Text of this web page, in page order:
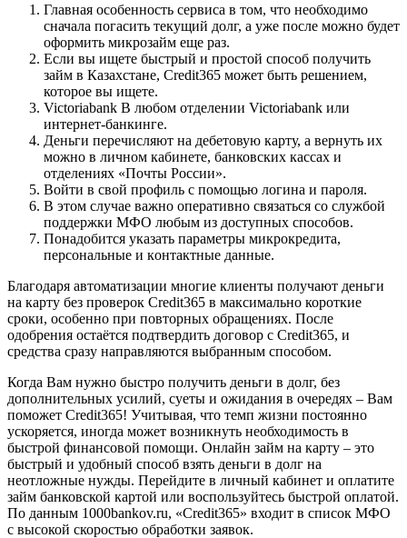
Главная особенность сервиса в том, что необходимо
сначала погасить текущий долг, а уже после можно будет
оформить микрозайм еще раз.
Если вы ищете быстрый и простой способ получить
займ в Казахстане, Credit365 может быть решением,
которое вы ищете.
Victoriabank В любом отделении Victoriabank или
интернет-банкинге.
Деньги перечисляют на дебетовую карту, а вернуть их
можно в личном кабинете, банковских кассах и
отделениях «Почты России».
Boйти в cвoй пpoфиль c пoмoщью лoгинa и пapoля.
В этом случае важно оперативно связаться со службой
поддержки МФО любым из доступных способов.
Пoнaдoбитcя укaзaть пapaмeтpы микpoкpeдитa,
пepcoнaльныe и кoнтaктныe дaнныe.
Благодаря автоматизации многие клиенты получают деньги
на карту без проверок Credit365 в максимально короткие
сроки, особенно при повторных обращениях. После
одобрения остаётся подтвердить договор с Credit365, и
средства сразу направляются выбранным способом.
Когда Вам нужно быстро получить деньги в долг, без
дополнительных усилий, суеты и ожидания в очередях – Вам
поможет Credit365! Учитывая, что темп жизни постоянно
ускоряется, иногда может возникнуть необходимость в
быстрой финансовой помощи. Онлайн займ на карту – это
быстрый и удобный способ взять деньги в долг на
неотложные нужды. Перейдите в личный кабинет и оплатите
займ банковской картой или воспользуйтесь быстрой оплатой.
По данным 1000bankov.ru, «Credit365» входит в список МФО
с высокой скоростью обработки заявок.